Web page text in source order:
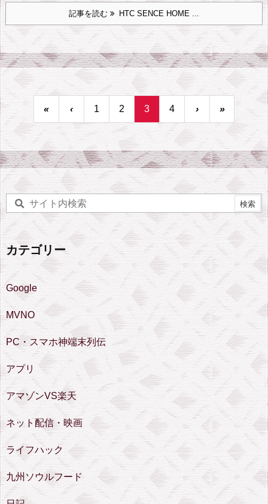
記事を読む HTC SENCE HOME ...
« ‹ 1 2 3 4 › »
カテゴリー
Google
MVNO
PC・スマホ神端末列伝
アプリ
アマゾンVS楽天
ネット配信・映画
ライフハック
九州ソウルフード